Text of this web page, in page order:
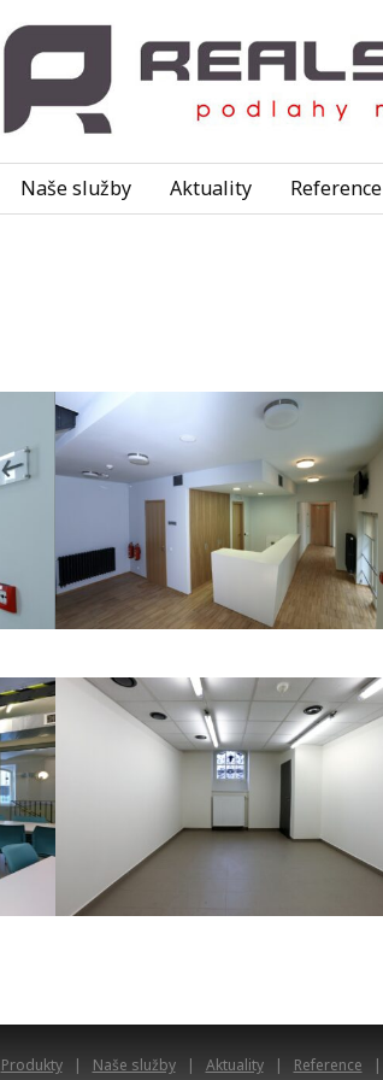
Naše služby Aktuality Reference
Produkty Naše služby Aktuality Reference